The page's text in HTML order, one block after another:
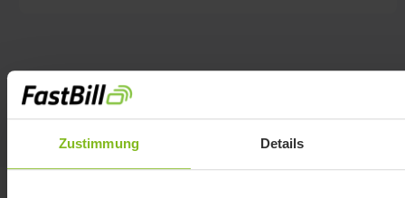
Zustimmung Details
der gesetzlichen Mehrwertsteuer.